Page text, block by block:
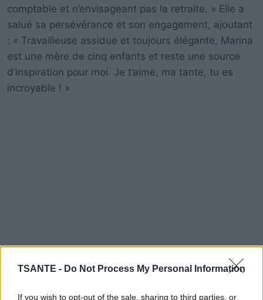
TSANTE - Do Not Process My Personal Information
If you wish to opt-out of the sale, sharing to third parties, or
comptable et n’envisageant pas la retraite. » Elle a
salué sa persévérance et son engagement, ajoutant
: « Travailleuse assidue et toujours élégante, Marina
est une mère de cinq enfants et reste une source
d’inspiration pour moi. Je t’aime, ma tante, tu es
incroyable ! »